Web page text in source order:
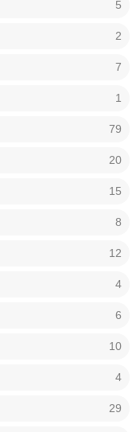
5
2
7
1
79
20
15
8
12
4
6
10
4
29